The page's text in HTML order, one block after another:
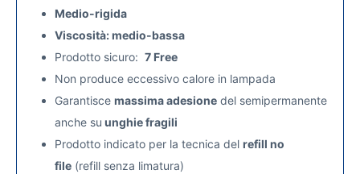
Medio-rigida
Viscosità: medio-bassa
Prodotto sicuro: 7 Free
Non produce eccessivo calore in lampada
Garantisce massima adesione del semipermanente
anche su unghie fragili
Prodotto indicato per la tecnica del refill no
file (refill senza limatura)